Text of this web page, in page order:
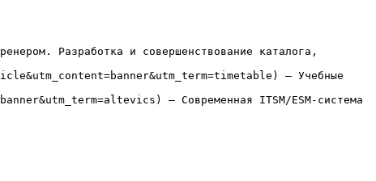
Разработка и совершенствование каталога,
— Учебные
— Современная ITSM/ESM-система